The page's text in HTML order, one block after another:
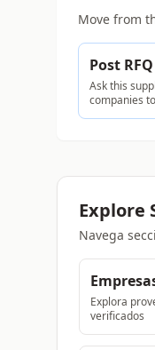
Move from
Post RFQ
Ask this
companies
Explore
Navega
Explora
verificados